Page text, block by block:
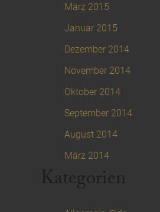
März 2015
Januar 2015
Dezember 2014
November 2014
Oktober 2014
September 2014
August 2014
März 2014
Kategorien